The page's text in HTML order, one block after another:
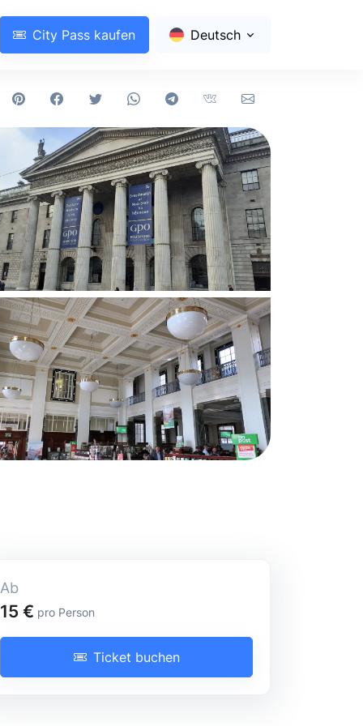
City Pass kaufen Deutsch
Ab
15 € pro Person
Ticket buchen